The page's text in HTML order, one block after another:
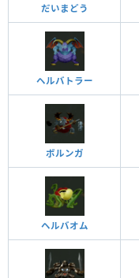
だいまどう
ヘルバトラー
ボルンガ
ヘルバオム